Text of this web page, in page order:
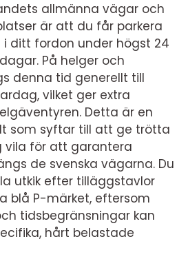
allmänna vägar och
är att du får parkera
ditt fordon under högst 24
På helger och
denna tid generellt till
vilket ger extra
Detta är en
som syftar till att ge trötta
vila för att garantera
de svenska vägarna. Du
utkik efter tilläggstavlor
blå P-märket, eftersom
tidsbegränsningar kan
hårt belastade